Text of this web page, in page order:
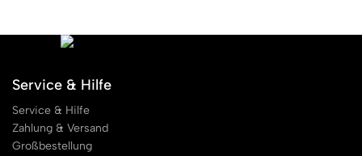
Service & Hilfe
Service & Hilfe
Zahlung & Versand
Großbestellung